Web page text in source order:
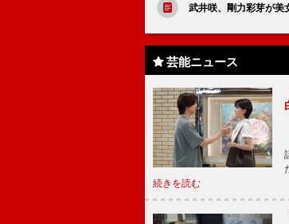
武井咲、剛力彩芽が美
芸能ニュース
続きを読む